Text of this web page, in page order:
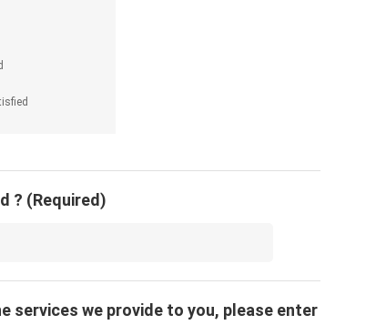
? (Required)
services we provide to you, please enter